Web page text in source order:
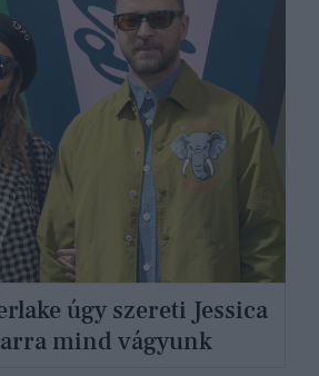
úgy szereti Jessica
mind vágyunk